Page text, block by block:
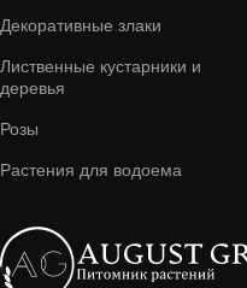
Декоративные злаки
Лиственные кустарники и
деревья
Розы
Растения для водоема